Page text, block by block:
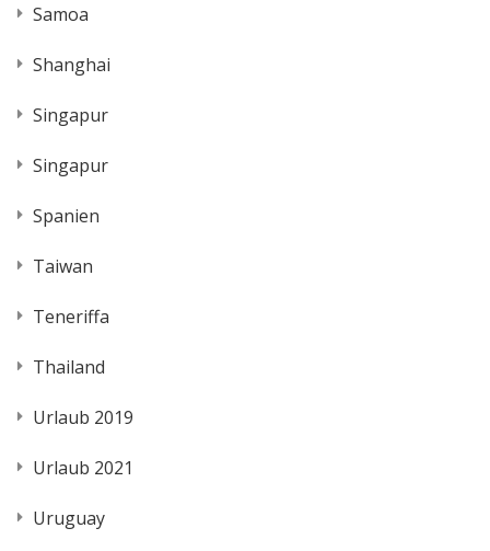
Samoa
Shanghai
Singapur
Singapur
Spanien
Taiwan
Teneriffa
Thailand
Urlaub 2019
Urlaub 2021
Uruguay